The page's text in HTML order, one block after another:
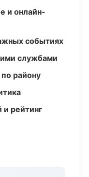
и онлайн-
событиях
службами
району
рейтинг